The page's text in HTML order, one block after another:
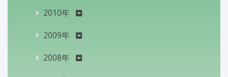
2010年
2009年
2008年